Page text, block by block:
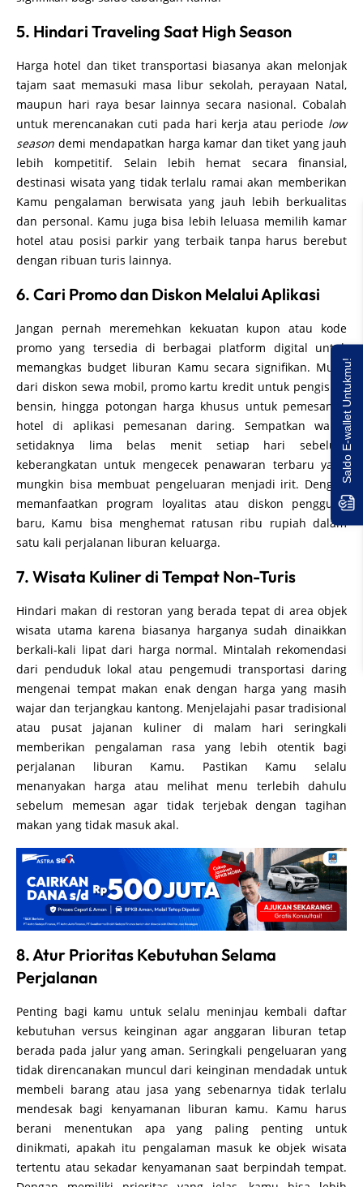
5. Hindari Traveling Saat High Season
Harga hotel dan tiket transportasi biasanya akan melonjak
tajam saat memasuki masa libur sekolah, perayaan Natal,
maupun hari raya besar lainnya secara nasional. Cobalah
untuk merencanakan cuti pada hari kerja atau periode low
season demi mendapatkan harga kamar dan tiket yang jauh
lebih kompetitif. Selain lebih hemat secara finansial,
destinasi wisata yang tidak terlalu ramai akan memberikan
Kamu pengalaman berwisata yang jauh lebih berkualitas
dan personal. Kamu juga bisa lebih leluasa memilih kamar
hotel atau posisi parkir yang terbaik tanpa harus berebut
dengan ribuan turis lainnya.
6. Cari Promo dan Diskon Melalui Aplikasi
Jangan pernah meremehkan kekuatan kupon atau kode
promo yang tersedia di berbagai platform digital untuk
memangkas budget liburan Kamu secara signifikan. Mulai
dari diskon sewa mobil, promo kartu kredit untuk pengisian
bensin, hingga potongan harga khusus untuk pemesanan
hotel di aplikasi pemesanan daring. Sempatkan waktu
setidaknya lima belas menit setiap hari sebelum
keberangkatan untuk mengecek penawaran terbaru yang
mungkin bisa membuat pengeluaran menjadi irit. Dengan
memanfaatkan program loyalitas atau diskon pengguna
baru, Kamu bisa menghemat ratusan ribu rupiah dalam
satu kali perjalanan liburan keluarga.
7. Wisata Kuliner di Tempat Non-Turis
Hindari makan di restoran yang berada tepat di area objek
wisata utama karena biasanya harganya sudah dinaikkan
berkali-kali lipat dari harga normal. Mintalah rekomendasi
dari penduduk lokal atau pengemudi transportasi daring
mengenai tempat makan enak dengan harga yang masih
wajar dan terjangkau kantong. Menjelajahi pasar tradisional
atau pusat jajanan kuliner di malam hari seringkali
memberikan pengalaman rasa yang lebih otentik bagi
perjalanan liburan Kamu. Pastikan Kamu selalu
menanyakan harga atau melihat menu terlebih dahulu
sebelum memesan agar tidak terjebak dengan tagihan
makan yang tidak masuk akal.
8. Atur Prioritas Kebutuhan Selama
Perjalanan
Penting bagi kamu untuk selalu meninjau kembali daftar
kebutuhan versus keinginan agar anggaran liburan tetap
berada pada jalur yang aman. Seringkali pengeluaran yang
tidak direncanakan muncul dari keinginan mendadak untuk
membeli barang atau jasa yang sebenarnya tidak terlalu
mendesak bagi kenyamanan liburan kamu. Kamu harus
berani menentukan apa yang paling penting untuk
dinikmati, apakah itu pengalaman masuk ke objek wisata
tertentu atau sekadar kenyamanan saat berpindah tempat.
Saldo E-wallet Untukmu!